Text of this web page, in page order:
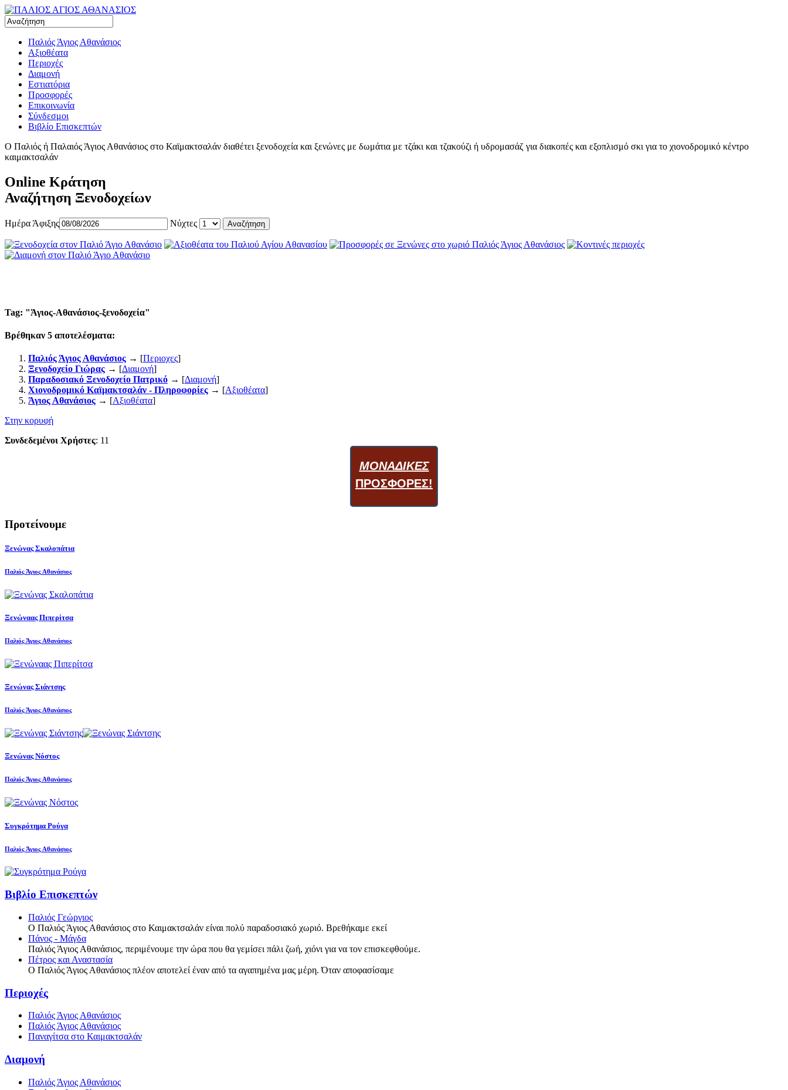
Παλιός Άγιος Αθανάσιος
Αξιοθέατα
Περιοχές
Διαμονή
Εστιατόρια
Προσφορές
Επικοινωνία
Σύνδεσμοι
Βιβλίο Επισκεπτών
Ο Παλιός ή Παλαιός Άγιος Αθανάσιος στο Καϊμακτσαλάν διαθέτει ξενοδοχεία και ξενώνες με δωμάτια με τζάκι και τζακούζι ή υδρομασάζ για διακοπές και εξοπλισμό σκι για το χιονοδρομικό κέντρο
καιμακτσαλάν
Online Κράτηση
Αναζήτηση Ξενοδοχείων
Ημέρα Άφιξης Νύχτες
Tag: "Άγιος-Αθανάσιος-ξενοδοχεία"
Βρέθηκαν 5 αποτελέσματα:
Παλιός Άγιος Αθανάσιος → [Περιοχες]
Ξενοδοχείο Γιώρας → [Διαμονή]
Παραδοσιακό Ξενοδοχείο Πατρικό → [Διαμονή]
Χιονοδρομικό Καϊμακτσαλάν - Πληροφορίες → [Αξιοθέατα]
Άγιος Αθανάσιος → [Αξιοθέατα]
Στην κορυφή
Συνδεδεμένοι Χρήστες: 11
ΜΟΝΑΔΙΚΕΣ
ΠΡΟΣΦΟΡΕΣ!
Προτείνουμε
Ξενώνας Σκαλοπάτια
Παλιός Άγιος Αθανάσιος
Ξενώναας Πιπερίτσα
Παλιός Άγιος Αθανάσιος
Ξενώνας Σιάντσης
Παλιός Άγιος Αθανάσιος
Ξενώνας Νόστος
Παλιός Άγιος Αθανάσιος
Συγκρότημα Ρούγα
Παλιός Άγιος Αθανάσιος
Βιβλίο Επισκεπτών
Παλιός Γεώργιος
Ο Παλιός Άγιος Αθανάσιος στο Καιμακτσαλάν είναι πολύ παραδοσιακό χωριό. Βρεθήκαμε εκεί
Πάνος - Μάγδα
Παλιός Άγιος Αθανάσιος, περιμένουμε την ώρα που θα γεμίσει πάλι ζωή, χιόνι για να τον επισκεφθούμε.
Πέτρος και Αναστασία
Ο Παλιός Άγιος Αθανάσιος πλέον αποτελεί έναν από τα αγαπημένα μας μέρη. Όταν αποφασίσαμε
Περιοχές
Παλιός Άγιος Αθανάσιος
Παλιός Άγιος Αθανάσιος
Παναγίτσα στο Καιμακτσαλάν
Διαμονή
Παλιός Άγιος Αθανάσιος